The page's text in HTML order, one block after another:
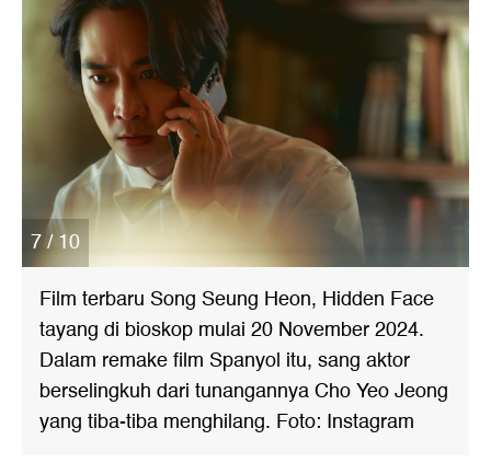
7 / 10
Film terbaru Song Seung Heon, Hidden Face
tayang di bioskop mulai 20 November 2024.
Dalam remake film Spanyol itu, sang aktor
berselingkuh dari tunangannya Cho Yeo Jeong
yang tiba-tiba menghilang. Foto: Instagram